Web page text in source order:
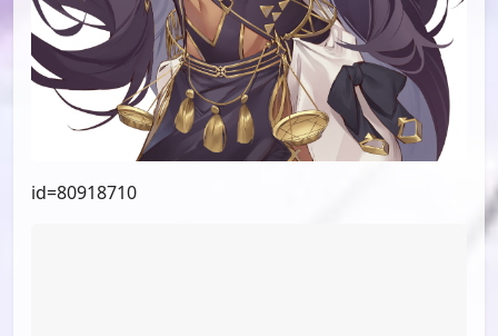
id=80918710